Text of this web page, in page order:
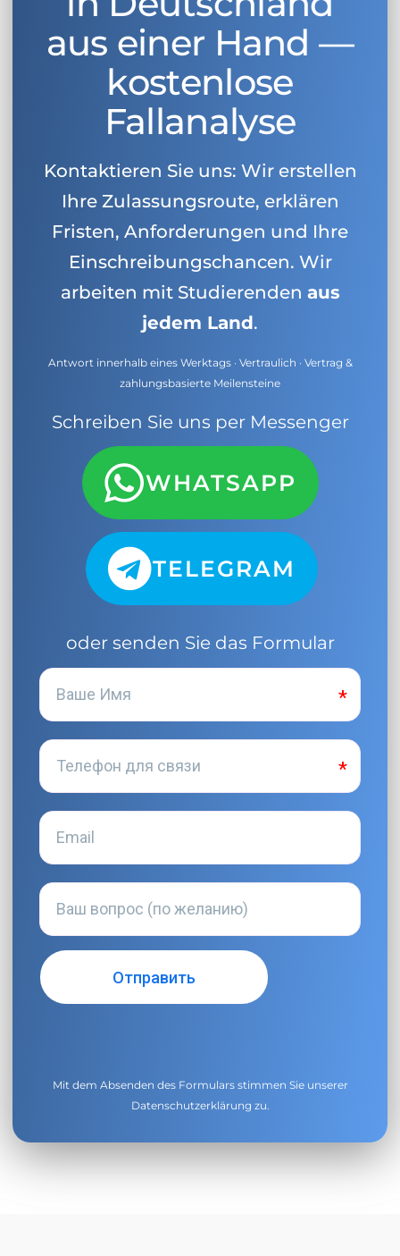
aus einer Hand —
kostenlose
Fallanalyse
Kontaktieren Sie uns: Wir erstellen
Ihre Zulassungsroute, erklären
Fristen, Anforderungen und Ihre
Einschreibungschancen. Wir
arbeiten mit Studierenden aus
jedem Land.
Antwort innerhalb eines Werktags · Vertraulich · Vertrag &
zahlungsbasierte Meilensteine
Schreiben Sie uns per Messenger
WHATSAPP
TELEGRAM
oder senden Sie das Formular
Mit dem Absenden des Formulars stimmen Sie unserer
Datenschutzerklärung zu.